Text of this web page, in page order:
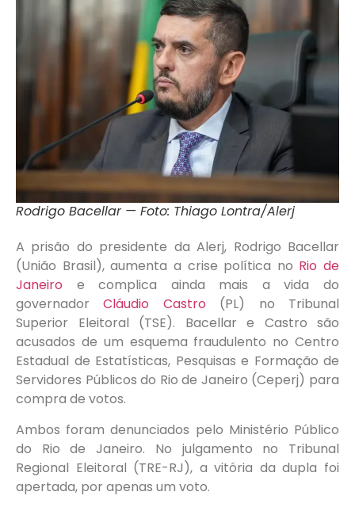
Rodrigo Bacellar — Foto: Thiago Lontra/Alerj
A prisão do presidente da Alerj, Rodrigo Bacellar
(União Brasil), aumenta a crise política no Rio de
Janeiro e complica ainda mais a vida do
governadorCláudio Castro (PL) no Tribunal
Superior Eleitoral (TSE). Bacellar e Castro são
acusados de um esquema fraudulento no Centro
Estadual de Estatísticas, Pesquisas e Formação de
Servidores Públicos do Rio de Janeiro (Ceperj) para
compra de votos.
Ambos foram denunciados pelo Ministério Público
do Rio de Janeiro. No julgamento no Tribunal
Regional Eleitoral (TRE-RJ), a vitória da dupla foi
apertada, por apenas um voto.